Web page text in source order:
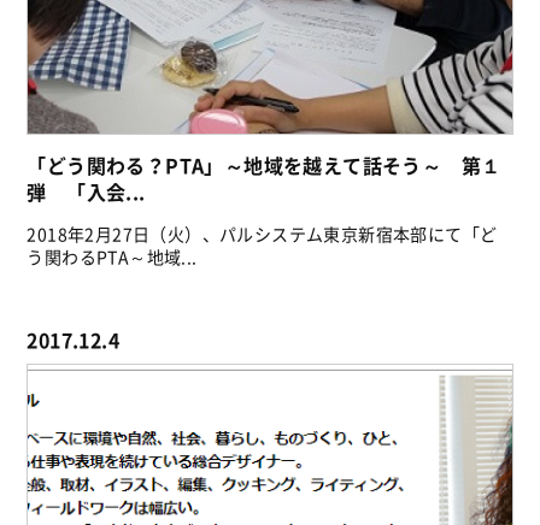
「どう関わる？PTA」～地域を越えて話そう～ 第１
弾 「入会...
2018年2月27日（火）、パルシステム東京新宿本部にて「ど
う関わるPTA～地域...
2017.12.4